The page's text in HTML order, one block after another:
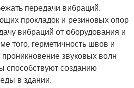
передачи вибраций.
прокладок и резиновых опор
вибраций от оборудования и
того, герметичность швов и
звуковых волн
способствуют созданию
в здании.